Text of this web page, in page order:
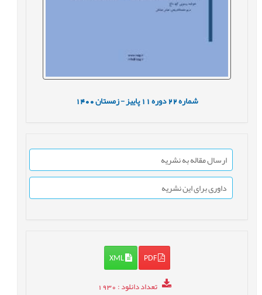
شماره22 دوره11 پاییز - زمستان1400
ارسال مقاله به نشریه
داوری برای این نشریه
PDF
XML
تعداد دانلود: 1930